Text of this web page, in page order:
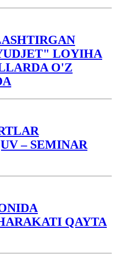
LOYIHA
O'Z
– SEMINAR
QAYTA